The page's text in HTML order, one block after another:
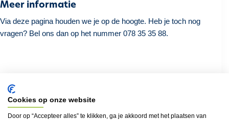
Meer informatie
Via deze pagina houden we je op de hoogte. Heb je toch nog
vragen? Bel ons dan op het nummer 078 35 35 88.
Terug naar het overzicht
Cookies op onze website
Door op “Accepteer alles” te klikken, ga je akkoord met het plaatsen van